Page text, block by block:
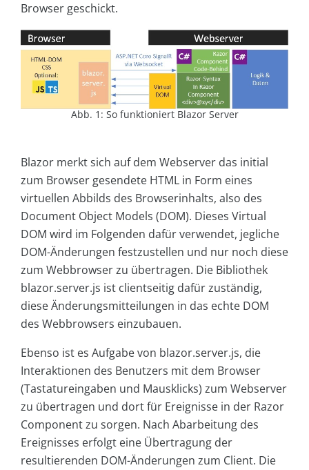
Browser geschickt.
Abb. 1: So funktioniert Blazor Server
Blazor merkt sich auf dem Webserver das initial
zum Browser gesendete HTML in Form eines
virtuellen Abbilds des Browserinhalts, also des
Document Object Models (DOM). Dieses Virtual
DOM wird im Folgenden dafür verwendet, jegliche
DOM-Änderungen festzustellen und nur noch diese
zum Webbrowser zu übertragen. Die Bibliothek
blazor.server.js ist clientseitig dafür zuständig,
diese Änderungsmitteilungen in das echte DOM
des Webbrowsers einzubauen.
Ebenso ist es Aufgabe von blazor.server.js, die
Interaktionen des Benutzers mit dem Browser
(Tastatureingaben und Mausklicks) zum Webserver
zu übertragen und dort für Ereignisse in der Razor
Component zu sorgen. Nach Abarbeitung des
Ereignisses erfolgt eine Übertragung der
resultierenden DOM-Änderungen zum Client. Die